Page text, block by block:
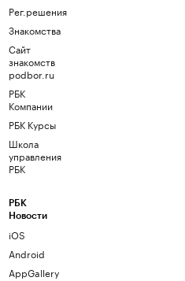
Рег.решения
Знакомства
Сайт
знакомств
podbor.ru
РБК
Компании
РБК Курсы
Школа
управления
РБК
РБК
Новости
iOS
Android
AppGallery